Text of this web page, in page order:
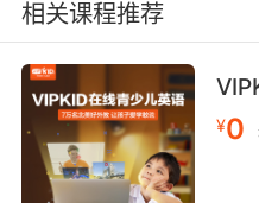
8. She's some kind
她算是某种意义上的
9. But the
group.
相关课程推荐
¥0